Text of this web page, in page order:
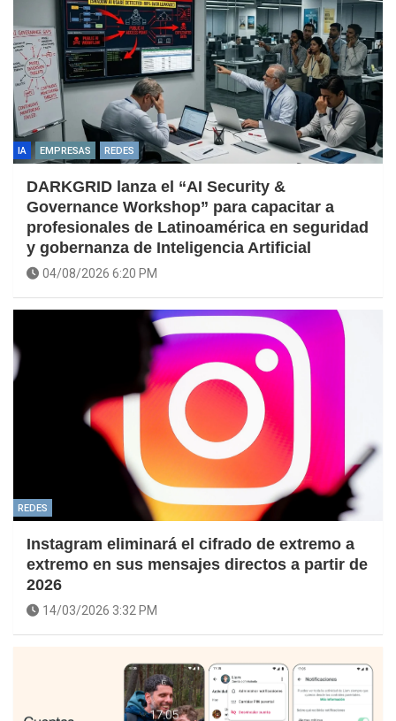
IA EMPRESAS REDES
DARKGRID lanza el “AI Security &
Governance Workshop” para capacitar a
profesionales de Latinoamérica en seguridad
y gobernanza de Inteligencia Artificial
04/08/2026 6:20 PM
REDES
Instagram eliminará el cifrado de extremo a
extremo en sus mensajes directos a partir de
2026
14/03/2026 3:32 PM